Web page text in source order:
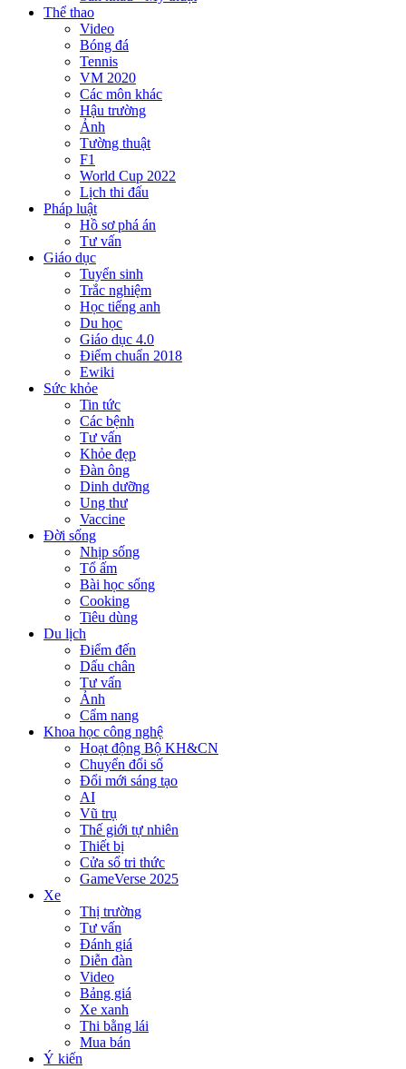
Thể thao
Video
Bóng đá
Tennis
VM 2020
Các môn khác
Hậu trường
Ảnh
Tường thuật
F1
World Cup 2022
Lịch thi đấu
Pháp luật
Hồ sơ phá án
Tư vấn
Giáo dục
Tuyển sinh
Trắc nghiệm
Học tiếng anh
Du học
Giáo dục 4.0
Điểm chuẩn 2018
Ewiki
Sức khỏe
Tin tức
Các bệnh
Tư vấn
Khỏe đẹp
Đàn ông
Dinh dưỡng
Ung thư
Vaccine
Đời sống
Nhịp sống
Tổ ấm
Bài học sống
Cooking
Tiêu dùng
Du lịch
Điểm đến
Dấu chân
Tư vấn
Ảnh
Cẩm nang
Khoa học công nghệ
Hoạt động Bộ KH&CN
Chuyển đổi số
Đổi mới sáng tạo
AI
Vũ trụ
Thế giới tự nhiên
Thiết bị
Cửa sổ tri thức
GameVerse 2025
Xe
Thị trường
Tư vấn
Đánh giá
Diễn đàn
Video
Bảng giá
Xe xanh
Thi bằng lái
Mua bán
Ý kiến